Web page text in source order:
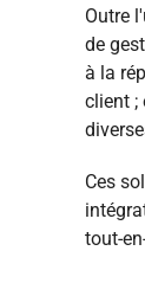
Outre
de
à la
client ;
Ces
tout-